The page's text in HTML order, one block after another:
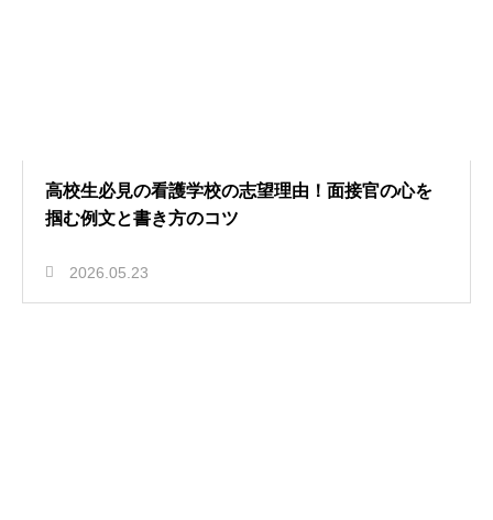
高校生必見の看護学校の志望理由！面接官の心を
掴む例文と書き方のコツ
2026.05.23